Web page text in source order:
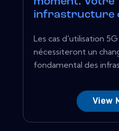
infrastructure
Les cas d'utilisation
nécessiteront un
fondamental des
View